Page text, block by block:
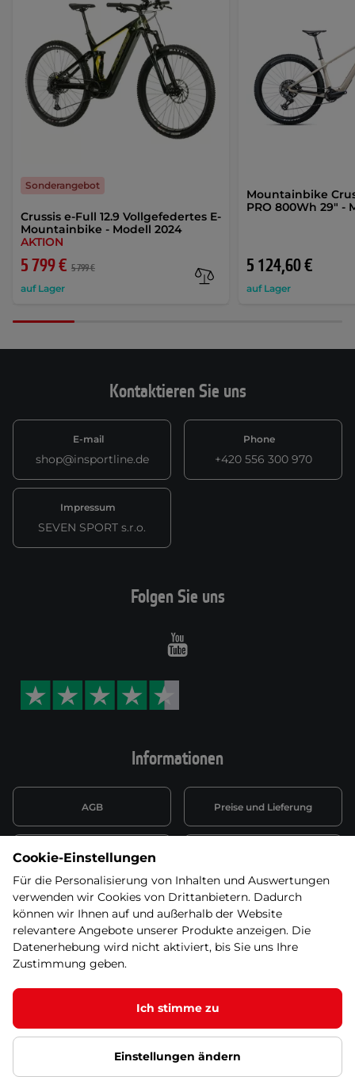
Crussis e-Full 12.9 Vollgefedertes E-
Mountainbike - Modell 2024
AKTION
5 799 € 5 799 €
auf Lager
Sonderangebot
Mountainbike
PRO 800Wh 29" -
5 124,60 €
auf Lager
Kontaktieren Sie uns
E-mail
shop@insportline.de
Phone
+420 556 300 970
Impressum
SEVEN SPORT s.r.o.
Informationen
AGB Preise und Lieferung
Datenschutzerklärung
Wiederufsbelehrung mit Link
zum Formular
Batterieentsorgung
Informationen zu Elektro-
und Elektonikgeräten
Widerruf erklären
Folgen Sie uns
Youtube
© 2026 SEVEN SPORT s.r.o Alle Rechte vorbehalten1
Datenschutzgrundsätze Google Datenschutz Google
Cookie-Einstellungen
Für die Personalisierung von Inhalten und Auswertungen
verwenden wir Cookies von Drittanbietern. Dadurch
können wir Ihnen auf und außerhalb der Website
relevantere Angebote unserer Produkte anzeigen. Die
Datenerhebung wird nicht aktiviert, bis Sie uns Ihre
Zustimmung geben.
Ich stimme zu
Einstellungen ändern